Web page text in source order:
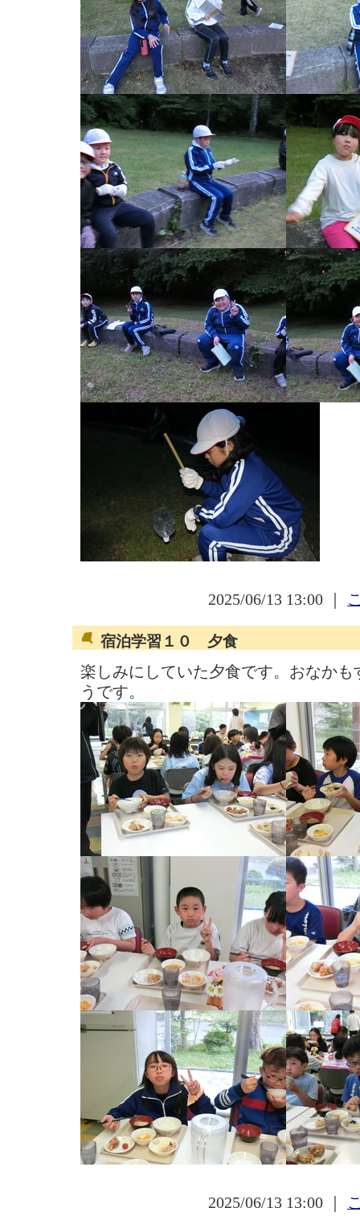
2025/06/13 13:00 ｜
宿泊学習１０ 夕食
楽しみにしていた夕食です。おなか
うです。
2025/06/13 13:00 ｜